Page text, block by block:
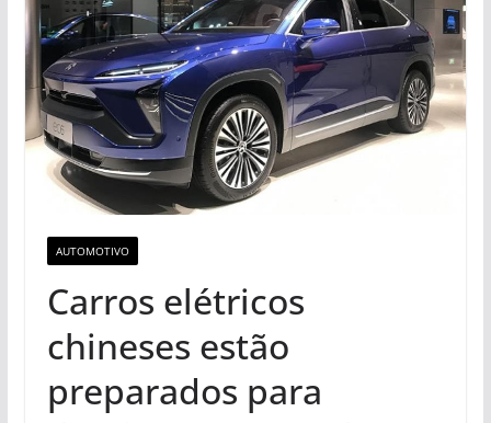
AUTOMOTIVO
Carros elétricos
chineses estão
preparados para